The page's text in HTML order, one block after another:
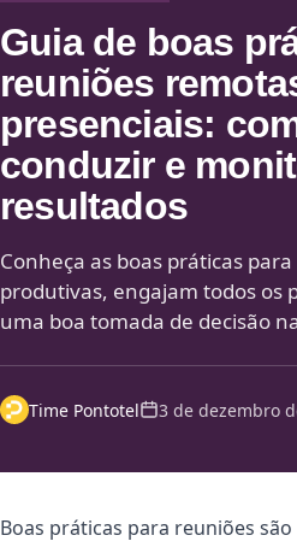
Guia de boas
reuniões
presenciais:
conduzir e
resultados
Conheça as boas práticas
produtivas, engajam todos os
uma boa tomada de decisão
Time Pontotel 3 de dezembro
Boas práticas para reuniões